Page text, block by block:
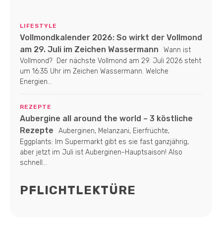
LIFESTYLE
Vollmondkalender 2026: So wirkt der Vollmond
am 29. Juli im Zeichen Wassermann
Wann ist
Vollmond? Der nächste Vollmond am 29. Juli 2026 steht
um 16:35 Uhr im Zeichen Wassermann. Welche
Energien...
REZEPTE
Aubergine all around the world – 3 köstliche
Rezepte
Auberginen, Melanzani, Eierfrüchte,
Eggplants: Im Supermarkt gibt es sie fast ganzjährig,
aber jetzt im Juli ist Auberginen-Hauptsaison! Also
schnell...
PFLICHTLEKTÜRE